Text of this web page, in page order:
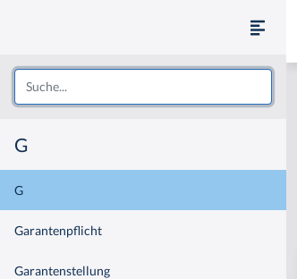
G
G
Garantenpflicht
Garantenstellung